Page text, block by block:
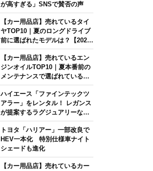
が高すぎる」SNSで賛否の声
【カー用品店】売れているタイ
ヤTOP10｜夏のロングドライブ
前に選ばれたモデルは？【2026
年6月版】
【カー用品店】売れているエン
ジンオイルTOP10｜夏本番前の
メンテナンスで選ばれている人
気モデルは？【2026年6月版】
ハイエース「ファインテックツ
アラー」をレンタル！ レガンス
が提案するラグジュアリーな移
動体験
トヨタ「ハリアー」一部改良で
HEV一本化 特別仕様車ナイト
シェードも進化
【カー用品店】売れているカー